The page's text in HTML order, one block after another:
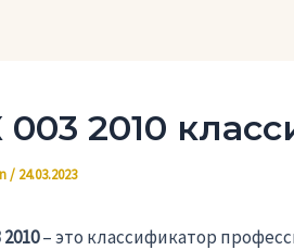
2010
/ 24.03.2023
– это классификатор